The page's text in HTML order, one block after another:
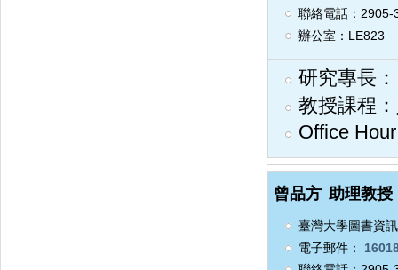
聯絡電話：2905-
辦公室：LE823
研究專長
教授課程
Office
曾品方 助理教授
臺灣大學圖書資
電子郵件：